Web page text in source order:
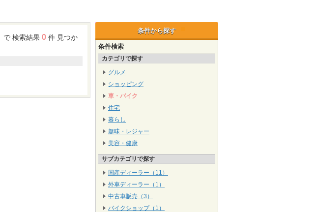
条件から探す
条件検索
カテゴリで探す
グルメ
ショッピング
車・バイク
住宅
暮らし
趣味・レジャー
美容・健康
サブカテゴリで探す
国産ディーラー（11）
外車ディーラー（1）
中古車販売（3）
バイクショップ（1）
で 検索結果 0 件 見つか